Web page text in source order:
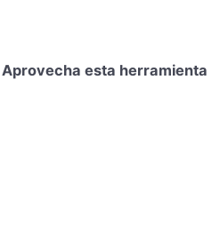
esta herramienta